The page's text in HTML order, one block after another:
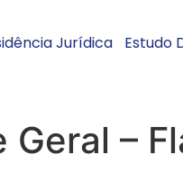
Jurídica Estudo
–